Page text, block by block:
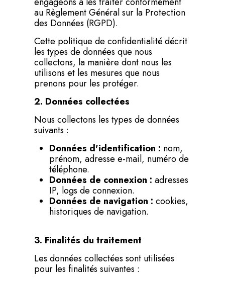
au Règlement Général sur la Protection
des Données (RGPD).
Cette politique de confidentialité décrit
les types de données que nous
collectons, la manière dont nous les
utilisons et les mesures que nous
prenons pour les protéger.
2. Données collectées
Nous collectons les types de données
suivants :
Données d'identification : nom,
prénom, adresse e-mail, numéro de
téléphone.
Données de connexion : adresses
IP, logs de connexion.
Données de navigation : cookies,
historiques de navigation.
3. Finalités du traitement
Les données collectées sont utilisées
pour les finalités suivantes :